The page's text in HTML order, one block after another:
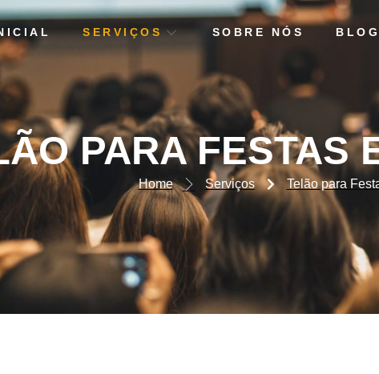
SERVIÇOS SOBRE NÓS BLOG
FESTAS E CASAMENTOS
PARA FESTAS
Home Serviços Telão para